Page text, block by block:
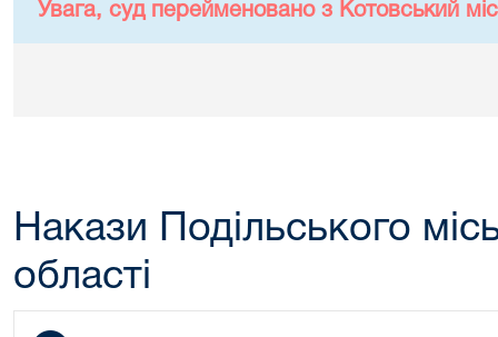
Увага, суд перейменовано з Котовський
Накази Подільського
області